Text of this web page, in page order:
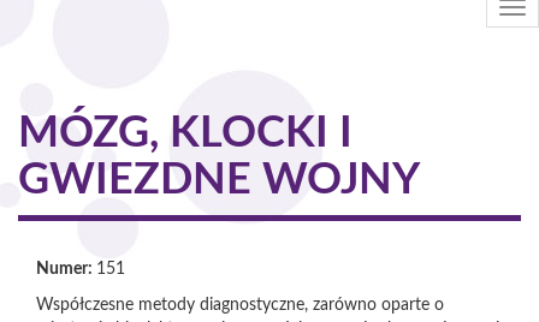
MÓZG, KLOCKI I
GWIEZDNE WOJNY
Numer: 151
Współczesne metody diagnostyczne, zarówno oparte o